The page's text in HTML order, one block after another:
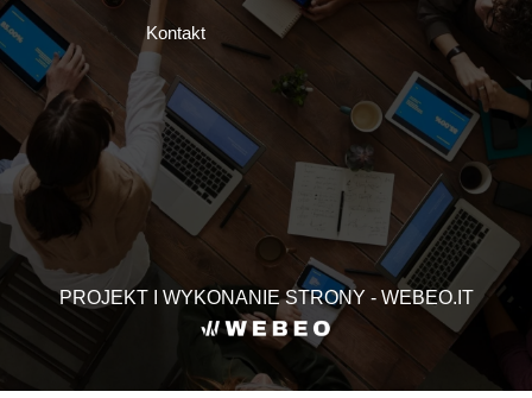
Kontakt
PROJEKT I WYKONANIE STRONY - WEBEO.IT